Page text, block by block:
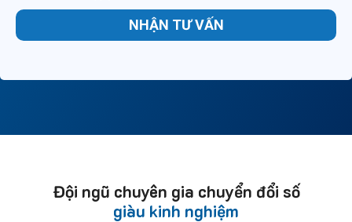
NHẬN TƯ VẤN
Đội ngũ chuyên gia chuyển đổi số
giàu kinh nghiệm